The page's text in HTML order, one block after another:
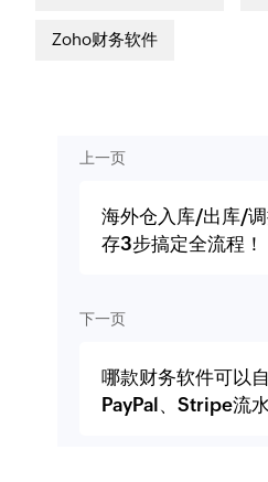
Zoho财务软件
上一页
海外仓入库/出库/
存3步搞定全流程！
下一页
哪款财务软件可以
PayPal、Stripe流